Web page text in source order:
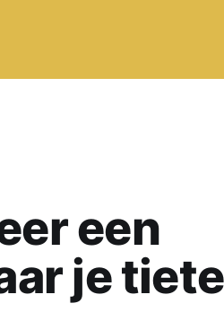
een
je